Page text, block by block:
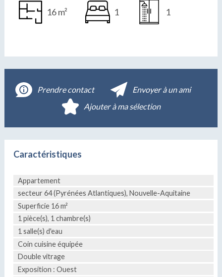
16 m² 1 1
Prendre contact
Envoyer à un ami
Ajouter à ma sélection
Caractéristiques
Appartement
secteur 64 (Pyrénées Atlantiques), Nouvelle-Aquitaine
Superficie 16 m²
1 pièce(s), 1 chambre(s)
1 salle(s) d'eau
Coin cuisine équipée
Double vitrage
Exposition : Ouest